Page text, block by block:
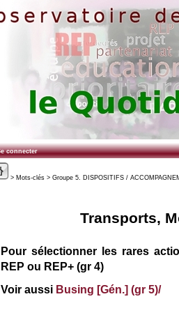
connecter
> Mots-clés > Groupe 5. DISPOSITIFS /
Transports,
Pour sélectionner les rares
REP ou REP+ (gr 4)
Voir aussi Busing [Gén.] (gr 5)/